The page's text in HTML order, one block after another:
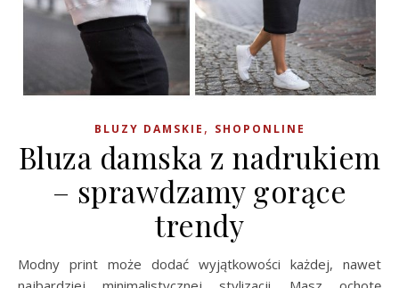
BLUZY DAMSKIE , SHOPONLINE
Bluza damska z nadrukiem
– sprawdzamy gorące
trendy
Modny print może dodać wyjątkowości każdej, nawet